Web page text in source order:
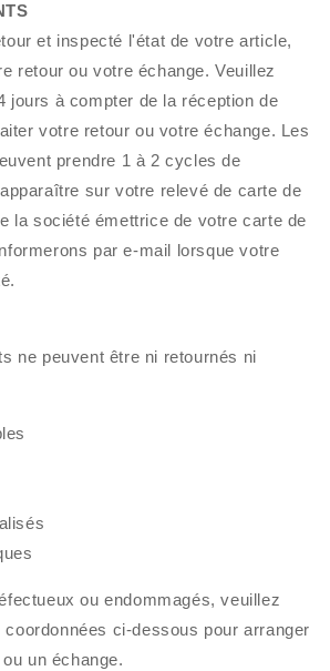
et inspecté l'état de votre article,
retour ou votre échange. Veuillez
jours à compter de la réception de
votre retour ou votre échange. Les
prendre 1 à 2 cycles de
sur votre relevé de carte de
la société émettrice de votre carte de
par e-mail lorsque votre
ne peuvent être ni retournés ni
ou endommagés, veuillez
ci-dessous pour arranger
un échange.